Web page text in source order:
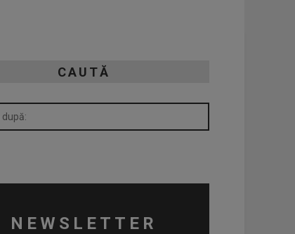
CAUTĂ
NEWSLETTER